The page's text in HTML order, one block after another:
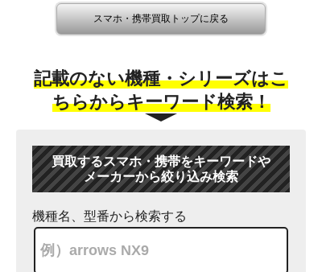
スマホ・携帯買取トップに戻る
記載のない機種・シリーズはこ
ちらからキーワード検索！
買取するスマホ・携帯をキーワードや
メーカーから絞り込み検索
機種名、型番から検索する